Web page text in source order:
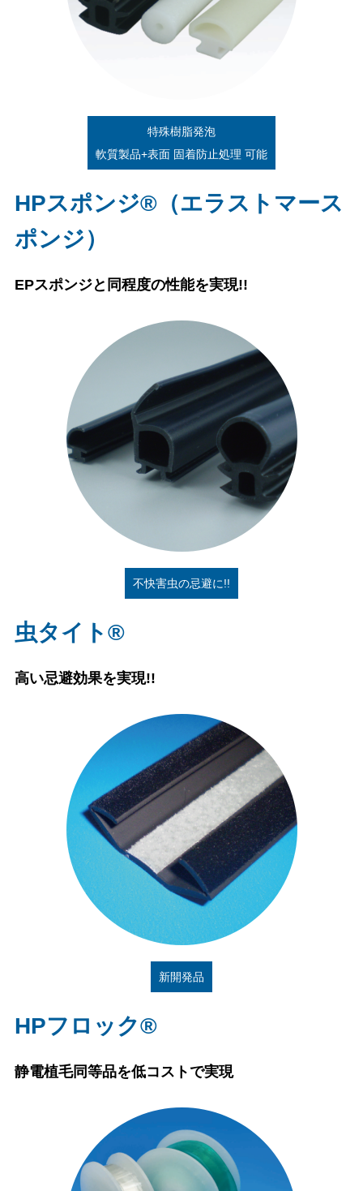
特殊樹脂発泡
軟質製品+表面 固着防止処理 可能
HPスポンジ®（エラストマース
ポンジ）
EPスポンジと同程度の性能を実現!!
不快害虫の忌避に!!
虫タイト®
高い忌避効果を実現!!
新開発品
HPフロック®
静電植毛同等品を低コストで実現